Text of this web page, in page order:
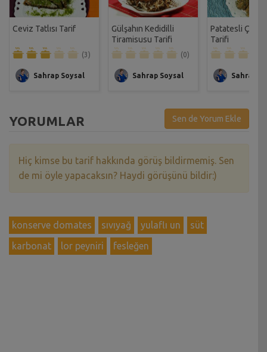
Ceviz Tatlısı Tarif
(3)
Sahrap Soysal
Gülşahın Kedidilli
Tiramisusu Tarifi
(0)
Sahrap Soysal
Patatesli Çıtır
Tarifi
Sahrap
YORUMLAR Sen de Yorum Ekle
Hiç kimse bu tarif hakkında görüş bildirmemiş. Sen
de mi öyle yapacaksın? Haydi görüşünü bildir:)
konserve domates sıvıyağ yulaflı un
süt
karbonat
lor peyniri fesleğen